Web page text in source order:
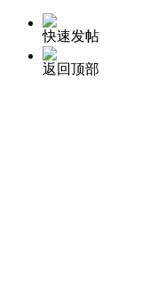
快速发帖
返回顶部